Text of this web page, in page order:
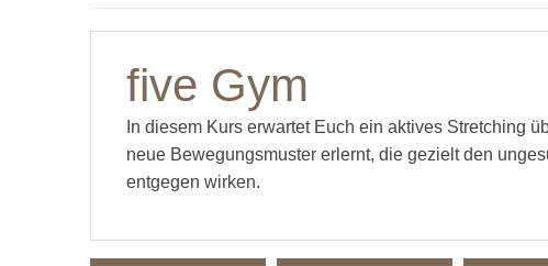
five Gym
In diesem Kurs erwartet Euch ein aktives Stretching
neue Bewegungsmuster erlernt, die gezielt den
entgegen wirken.